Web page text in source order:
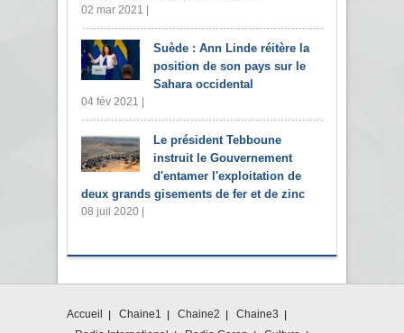
02 mar 2021 |
Suède : Ann Linde réitère la
position de son pays sur le
Sahara occidental
04 fév 2021 |
Le président Tebboune
instruit le Gouvernement
d'entamer l'exploitation de
deux grands gisements de fer et de zinc
08 juil 2020 |
Accueil Chaine1 Chaine2
Chaine3